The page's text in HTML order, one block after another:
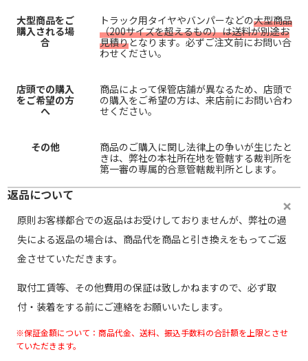
大型商品をご
購入される場
合
トラック用タイヤやバンパーなどの大型商品
（200サイズを超えるもの）は送料が別途お
見積りとなります。必ずご注文前にお問い合
わせください。
店頭での購入
をご希望の方
へ
商品によって保管店舗が異なるため、店頭で
の購入をご希望の方は、来店前にお問い合わ
せください。
その他
商品のご購入に関し法律上の争いが生じたと
きは、弊社の本社所在地を管轄する裁判所を
第一審の専属的合意管轄裁判所とします。
返品について
原則お客様都合での返品はお受けしておりませんが、弊社の過
失による返品の場合は、商品代を商品と引き換えをもってご返
金させていただきます。
取付工賃等、その他費用の保証は致しかねますので、必ず取
付・装着をする前にご連絡をお願いいたします。
※保証金額について：商品代金、送料、振込手数料の合計額を上限とさせ
ていただきます。